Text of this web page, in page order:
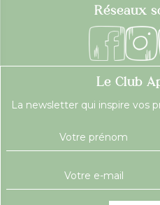
Réseaux
Le Club
La newsletter qui inspire vos